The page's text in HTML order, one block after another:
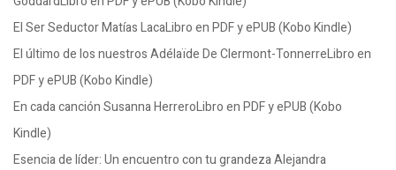
El Ser Seductor Matías LacaLibro en PDF y ePUB (Kobo Kindle)
El último de los nuestros Adélaïde De Clermont-TonnerreLibro en
PDF y ePUB (Kobo Kindle)
En cada canción Susanna HerreroLibro en PDF y ePUB (Kobo
Kindle)
Esencia de líder: Un encuentro con tu grandeza Alejandra